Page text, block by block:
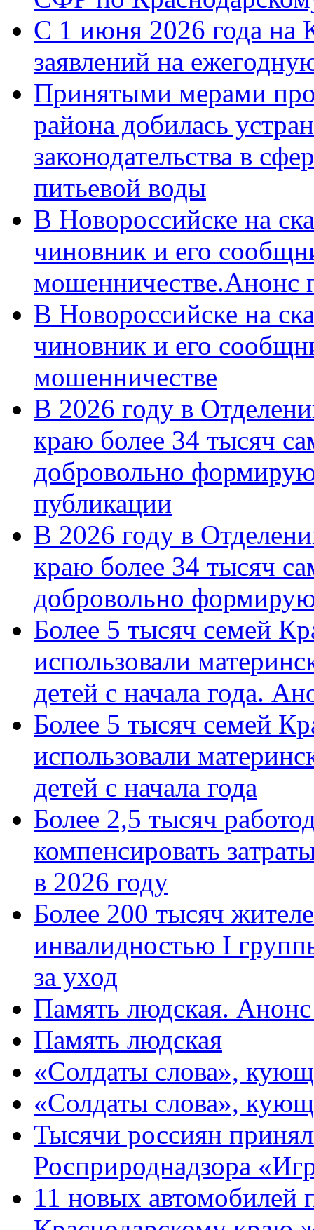
С 1 июня 2026 года на
заявлений на
Принятыми мерами
района добилась
законодательства в
питьевой воды
В Новороссийске на
чиновник и его
мошенничестве.Анонс
В Новороссийске на
чиновник и его
мошенничестве
В 2026 году в
краю более 34 тысяч
добровольно
публикации
В 2026 году в
краю более 34 тысяч
добровольно
Более 5 тысяч семей
использовали
детей с начала года.
Более 5 тысяч семей
использовали
детей с начала года
Более 2,5 тысяч
компенсировать
в 2026 году
Более 200 тысяч
инвалидностью I
за уход
Память людская.
Память людская
«Солдаты слова»,
«Солдаты слова»,
Тысячи россиян
Росприроднадзора
11 новых автомобилей